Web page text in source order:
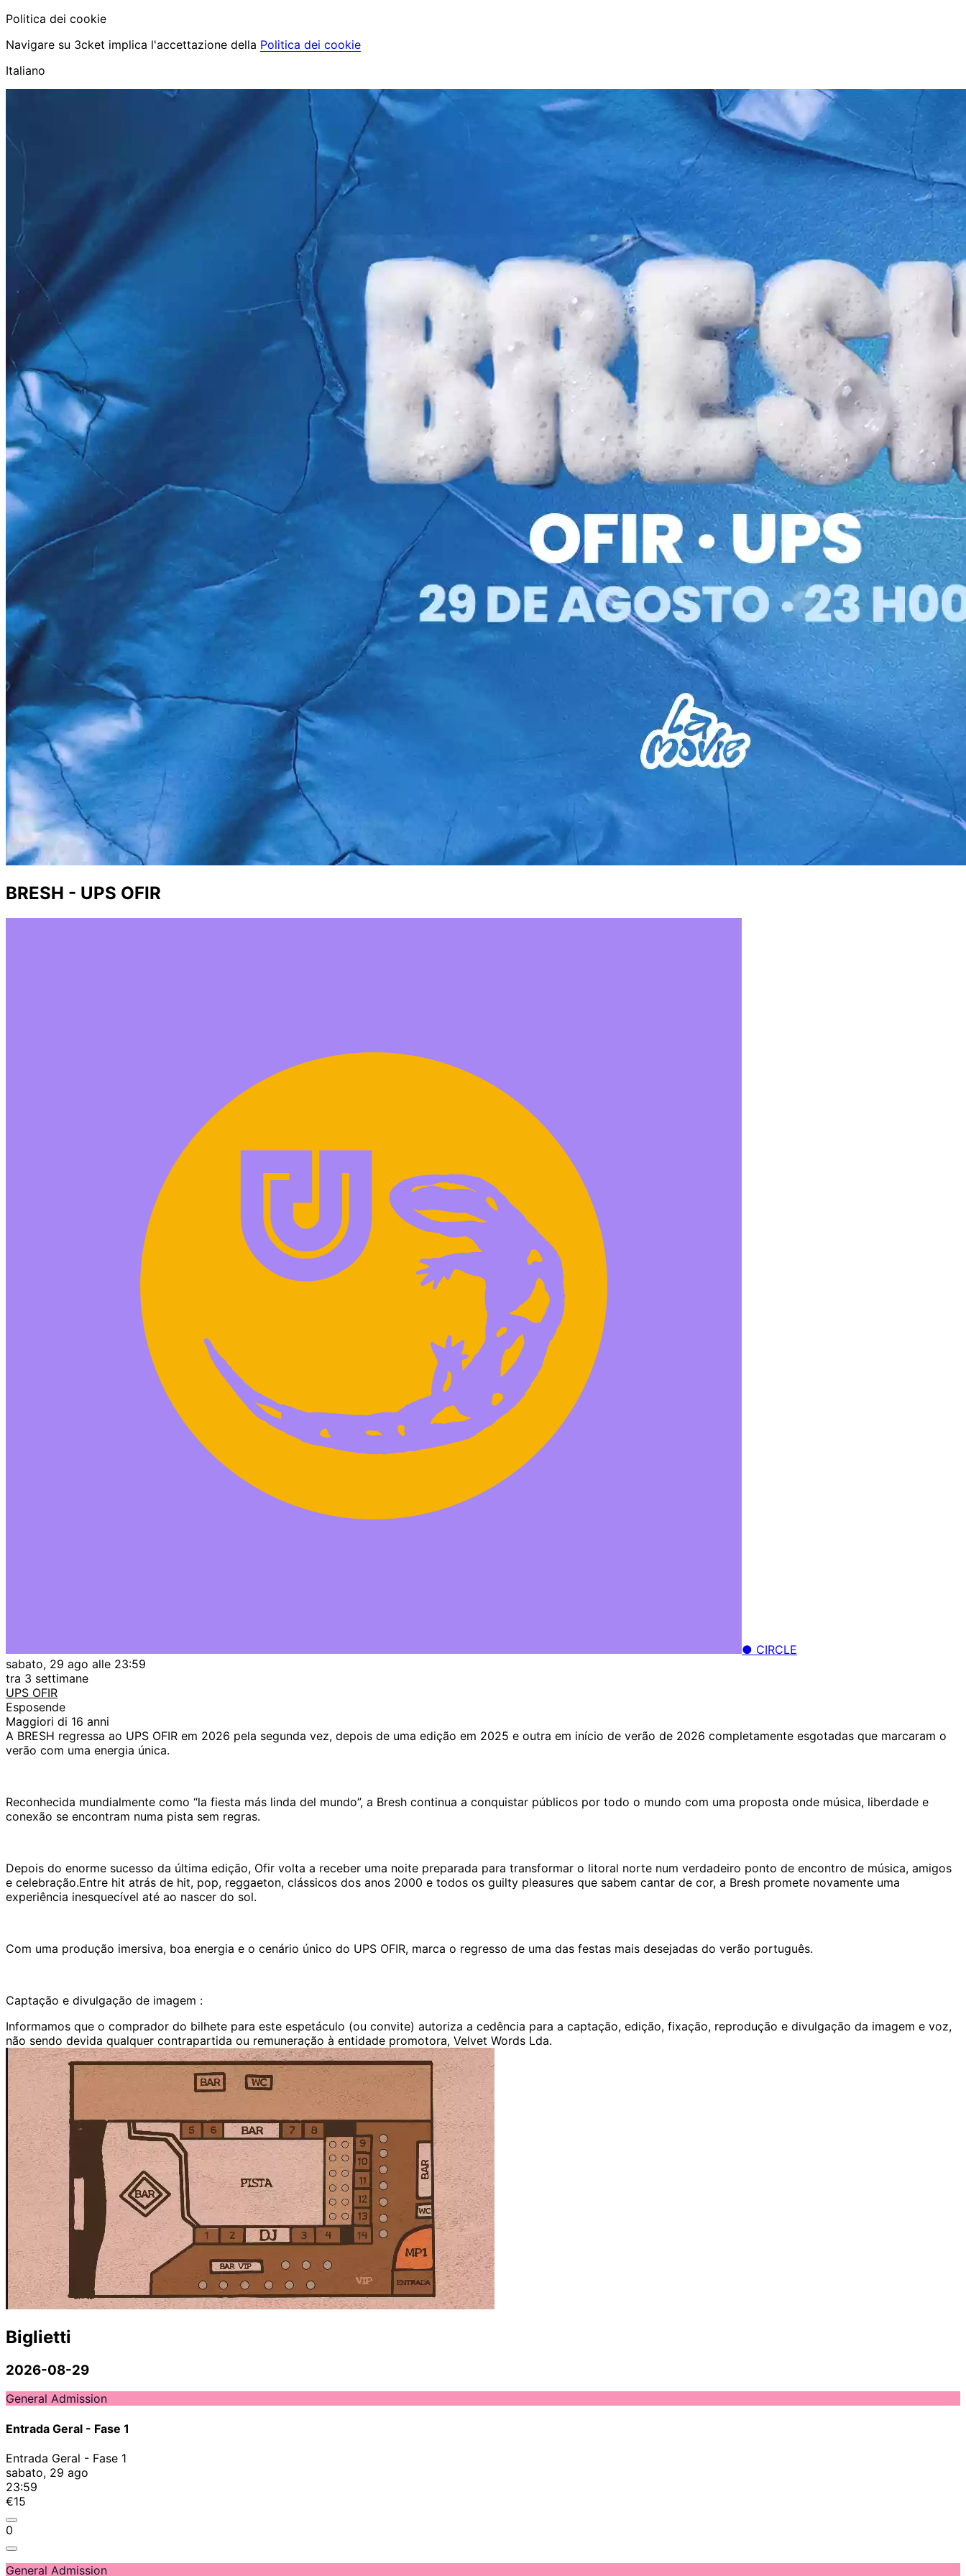
Politica dei cookie
Navigare su 3cket implica l'accettazione della Politica dei cookie
Italiano
BRESH - UPS OFIR
● CIRCLE
sabato, 29 ago alle 23:59
tra 3 settimane
UPS OFIR
Esposende
Maggiori di 16 anni
A BRESH regressa ao UPS OFIR em 2026 pela segunda vez, depois de uma edição em 2025 e outra em início de verão de 2026 completamente esgotadas que marcaram o
verão com uma energia única.
Reconhecida mundialmente como “la fiesta más linda del mundo”, a Bresh continua a conquistar públicos por todo o mundo com uma proposta onde música, liberdade e
conexão se encontram numa pista sem regras.
Depois do enorme sucesso da última edição, Ofir volta a receber uma noite preparada para transformar o litoral norte num verdadeiro ponto de encontro de música, amigos
e celebração.Entre hit atrás de hit, pop, reggaeton, clássicos dos anos 2000 e todos os guilty pleasures que sabem cantar de cor, a Bresh promete novamente uma
experiência inesquecível até ao nascer do sol.
Com uma produção imersiva, boa energia e o cenário único do UPS OFIR, marca o regresso de uma das festas mais desejadas do verão português.
Captação e divulgação de imagem :
Informamos que o comprador do bilhete para este espetáculo (ou convite) autoriza a cedência para a captação, edição, fixação, reprodução e divulgação da imagem e voz,
não sendo devida qualquer contrapartida ou remuneração à entidade promotora, Velvet Words Lda.
Biglietti
2026-08-29
General Admission
Entrada Geral - Fase 1
Entrada Geral - Fase 1
sabato, 29 ago
23:59
€15
0
General Admission